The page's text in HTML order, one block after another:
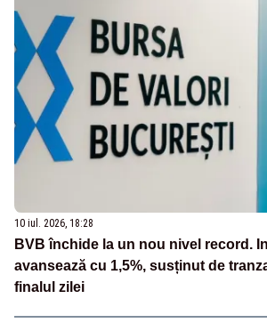
10 iul. 2026, 18:28
BVB închide la un nou nivel record.
avansează cu 1,5%, susținut de
finalul zilei